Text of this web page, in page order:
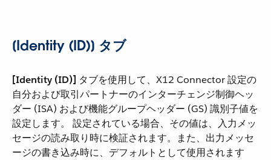
[Identity (ID)] タブ
[Identity (ID)] ​ タブを使用して、X12 Connector 設定の
自分および取引パートナーのインターチェンジ制御ヘッ
ダー (ISA) および機能グループヘッダー (GS) 識別子値を
設定します。 設定されている場合、その値は、入力メッ
セージの読み取り時に検証されます。また、出力メッセ
ージの書き込み時に、デフォルトとして使用されます